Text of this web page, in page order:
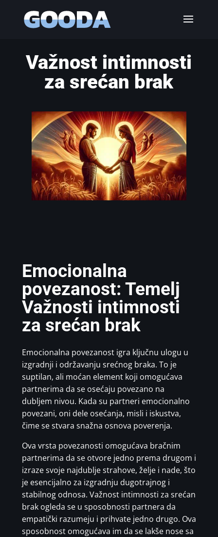
Važnost intimnosti
za srećan brak
Emocionalna
povezanost: Temelj
Važnosti intimnosti
za srećan brak
Emocionalna povezanost igra ključnu ulogu u
izgradnji i održavanju srećnog braka. To je
suptilan, ali moćan element koji omogućava
partnerima da se osećaju povezano na
dubljem nivou. Kada su partneri emocionalno
povezani, oni dele osećanja, misli i iskustva,
čime se stvara snažna osnova poverenja.
Ova vrsta povezanosti omogućava bračnim
partnerima da se otvore jedno prema drugom i
izraze svoje najdublje strahove, želje i nade, što
je esencijalno za izgradnju dugotrajnog i
stabilnog odnosa. Važnost intimnosti za srećan
brak ogleda se u sposobnosti partnera da
empatički razumeju i prihvate jedno drugo. Ova
sposobnost omogućava im da se lakše nose sa